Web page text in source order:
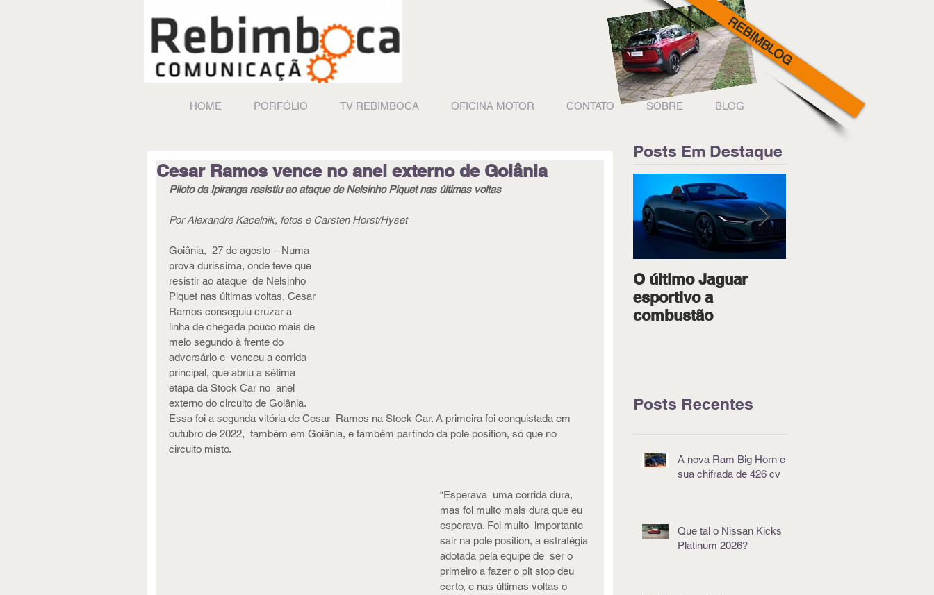
REBIMBLOG
HOME PORFÓLIO TV REBIMBOCA OFICINA MOTOR CONTATO SOBRE BLOG
Cesar Ramos vence no anel externo de Goiânia
Piloto da Ipiranga resistiu ao ataque de Nelsinho Piquet nas últimas voltas
Por Alexandre Kacelnik, fotos e Carsten Horst/Hyset
Goiânia,  27 de agosto – Numa
prova duríssima, onde teve que
resistir ao ataque  de Nelsinho
Piquet nas últimas voltas, Cesar
Ramos conseguiu cruzar a
linha de chegada pouco mais de
meio segundo à frente do
adversário e  venceu a corrida
principal, que abriu a sétima
etapa da Stock Car no  anel
externo do circuito de Goiânia.
Essa foi a segunda vitória de Cesar  Ramos na Stock Car. A primeira foi conquistada em
outubro de 2022,  também em Goiânia, e também partindo da pole position, só que no
circuito misto.
“Esperava  uma corrida dura,
mas foi muito mais dura que eu
esperava. Foi muito  importante
sair na pole position, a estratégia
adotada pela equipe de  ser o
primeiro a fazer o pit stop deu
certo, e nas últimas voltas o
Posts Em Destaque
O último Jaguar
esportivo a
combustão
Posts Recentes
A nova Ram Big Horn e
sua chifrada de 426 cv
Que tal o Nissan Kicks
Platinum 2026?